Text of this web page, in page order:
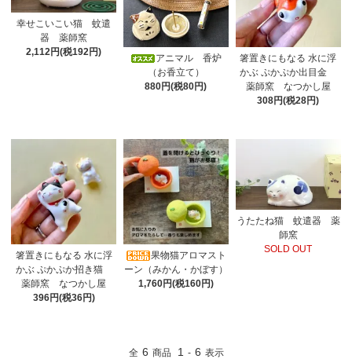
幸せこいこい猫 蚊遣
器 薬師窯
2,112円(税192円)
アニマル 香炉
（お香立て）
880円(税80円)
箸置きにもなる 水に浮
かぶ ぷかぷか出目金
薬師窯 なつかし屋
308円(税28円)
箸置きにもなる 水に浮
かぶ ぷかぷか招き猫
薬師窯 なつかし屋
396円(税36円)
果物猫アロマスト
ーン（みかん・かぼす）
1,760円(税160円)
うたたね猫 蚊遣器 薬
師窯
SOLD OUT
全 6 商品 1 - 6 表示